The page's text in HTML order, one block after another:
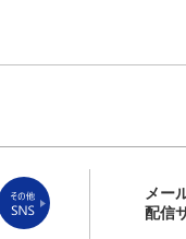
メー
配信